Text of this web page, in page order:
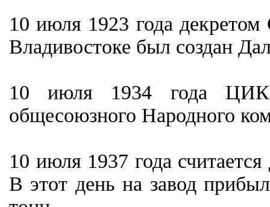
10 июля 1923 года
Владивостоке был создан
10 июля 1934 года ЦИК
общесоюзного Народного
10 июля 1937 года
В этот день на завод